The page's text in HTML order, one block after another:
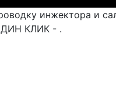
инжектора и
КЛИК - .